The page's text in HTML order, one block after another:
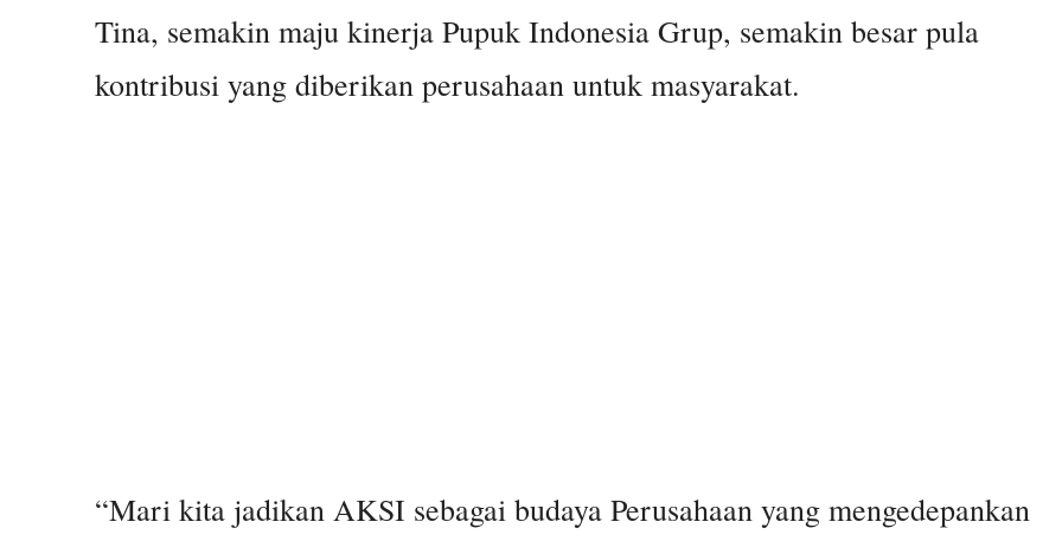
Tina, semakin maju kinerja Pupuk Indonesia Grup, semakin besar pula
kontribusi yang diberikan perusahaan untuk masyarakat.
“Mari kita jadikan AKSI sebagai budaya Perusahaan yang mengedepankan